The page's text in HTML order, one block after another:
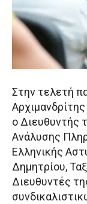
Στην τελετή
ο Διευθυντής
Ανάλυσης
Ελληνικής
Δημητρίου,
Διευθυντές